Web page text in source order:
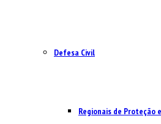
Defesa Civil
Regionais de Proteção